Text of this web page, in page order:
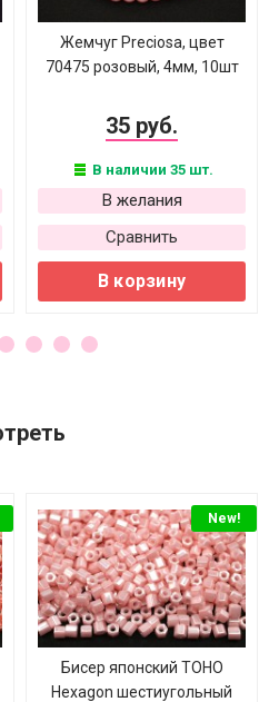
Жемчуг Preciosa, цвет
70475 розовый, 4мм, 10шт
35 руб.
В наличии 35 шт.
В желания
Сравнить
В корзину
New!
Бисер японский TOHO
Hexagon шестиугольный